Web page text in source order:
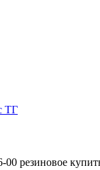
ТГ
резиновое